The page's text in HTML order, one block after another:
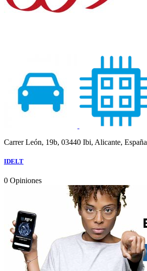
Carrer León, 19b, 03440 Ibi, Alicante, España
IDELT
0 Opiniones